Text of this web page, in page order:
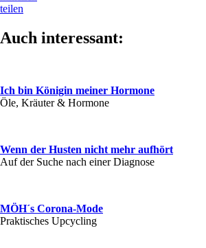
teilen
Auch interessant:
Ich bin Königin meiner Hormone
Öle, Kräuter & Hormone
Wenn der Husten nicht mehr aufhört
Auf der Suche nach einer Diagnose
MÖH´s Corona-Mode
Praktisches Upcycling